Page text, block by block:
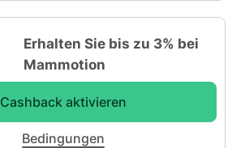
Erhalten Sie bis zu 3% bei
Mammotion
Cashback aktivieren
Bedingungen